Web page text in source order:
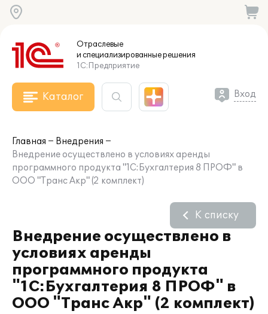
Отраслевые
и специализированныерешения
1С:Предприятие
Каталог Вход
Главная
Внедрения
Внедрение осуществлено в условиях аренды
программного продукта "1С:Бухгалтерия 8 ПРОФ" в
ООО "Транс Акр" (2 комплект)
Внедрение осуществлено в
условиях аренды
программного продукта
"1С:Бухгалтерия 8 ПРОФ" в
ООО "Транс Акр" (2 комплект)
К списку